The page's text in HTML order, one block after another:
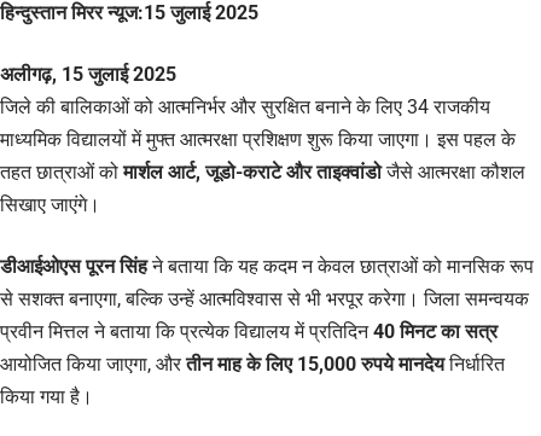
हिन्दुस्तान मिरर न्यूज:15 जुलाई 2025
अलीगढ़, 15 जुलाई 2025
जिले की बालिकाओं को आत्मनिर्भर और सुरक्षित बनाने के लिए 34 राजकीय
माध्यमिक विद्यालयों में मुफ्त आत्मरक्षा प्रशिक्षण शुरू किया जाएगा। इस पहल के
तहत छात्राओं कोमार्शल आर्ट, जूडो-कराटे और ताइक्वांडोजैसे आत्मरक्षा कौशल
सिखाए जाएंगे।
डीआईओएस पूरन सिंहने बताया कि यह कदम न केवल छात्राओं को मानसिक रूप
से सशक्त बनाएगा, बल्कि उन्हें आत्मविश्वास से भी भरपूर करेगा। जिला समन्वयक
प्रवीन मित्तल ने बताया कि प्रत्येक विद्यालय में प्रतिदिन40 मिनट का सत्र
आयोजित किया जाएगा, औरतीन माह के लिए 15,000 रुपये मानदेयनिर्धारित
किया गया है।